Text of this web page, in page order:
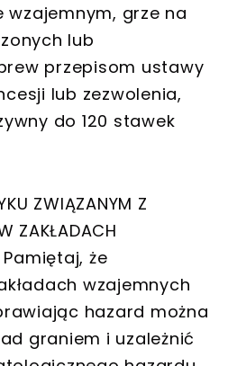
wzajemnym, grze na
lub
przepisom ustawy
lub zezwolenia,
do 120 stawek
ZWIĄZANYM Z
ZAKŁADACH
Pamiętaj, że
wzajemnych
hazard można
graniem i uzależnić